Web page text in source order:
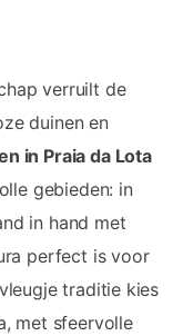
verruilt de
duinen en
in Praia da Lota
gebieden: in
in hand met
perfect is voor
traditie kies
met sfeervolle